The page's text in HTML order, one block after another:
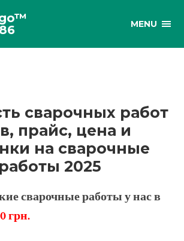
MENU
сварочных работ
прайс, цена и
на сварочные
работы 2025
сварочные работы у нас в
грн.